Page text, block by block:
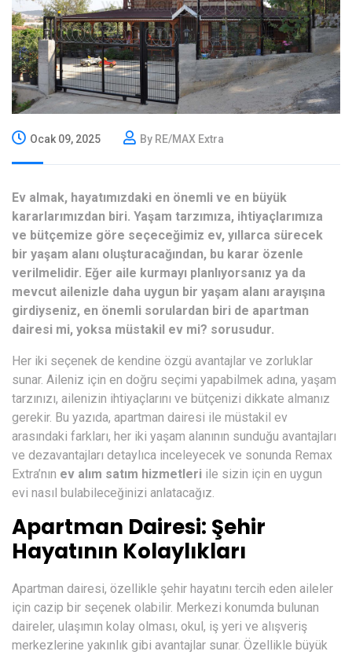
Ocak 09, 2025 By RE/MAX Extra
Ev almak, hayatımızdaki en önemli ve en büyük
kararlarımızdan biri. Yaşam tarzımıza, ihtiyaçlarımıza
ve bütçemize göre seçeceğimiz ev, yıllarca sürecek
bir yaşam alanı oluşturacağından, bu karar özenle
verilmelidir. Eğer aile kurmayı planlıyorsanız ya da
mevcut ailenizle daha uygun bir yaşam alanı arayışına
girdiyseniz, en önemli sorulardan biri de apartman
dairesi mi, yoksa müstakil ev mi? sorusudur.
Her iki seçenek de kendine özgü avantajlar ve zorluklar
sunar. Aileniz için en doğru seçimi yapabilmek adına, yaşam
tarzınızı, ailenizin ihtiyaçlarını ve bütçenizi dikkate almanız
gerekir. Bu yazıda, apartman dairesi ile müstakil ev
arasındaki farkları, her iki yaşam alanının sunduğu avantajları
ve dezavantajları detaylıca inceleyecek ve sonunda Remax
Extra’nın ev alım satım hizmetleri ile sizin için en uygun
evi nasıl bulabileceğinizi anlatacağız.
Apartman Dairesi: Şehir
Hayatının Kolaylıkları
Apartman dairesi, özellikle şehir hayatını tercih eden aileler
için cazip bir seçenek olabilir. Merkezi konumda bulunan
daireler, ulaşımın kolay olması, okul, iş yeri ve alışveriş
merkezlerine yakınlık gibi avantajlar sunar. Özellikle büyük